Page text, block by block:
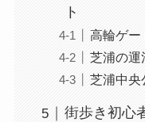
ト
高輪ゲー
芝浦の運
芝浦中央
街歩き初心